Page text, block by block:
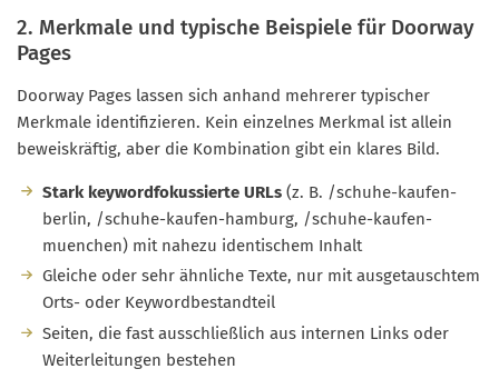
2. Merkmale und typische Beispiele für Doorway
Pages
Doorway Pages lassen sich anhand mehrerer typischer
Merkmale identifizieren. Kein einzelnes Merkmal ist allein
beweiskräftig, aber die Kombination gibt ein klares Bild.
Stark keywordfokussierte URLs(z. B. /schuhe-kaufen-
berlin, /schuhe-kaufen-hamburg, /schuhe-kaufen-
muenchen) mit nahezu identischem Inhalt
Gleiche oder sehr ähnliche Texte, nur mit ausgetauschtem
Orts- oder Keywordbestandteil
Seiten, die fast ausschließlich aus internen Links oder
Weiterleitungen bestehen